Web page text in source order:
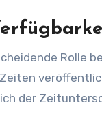
Rolle
der